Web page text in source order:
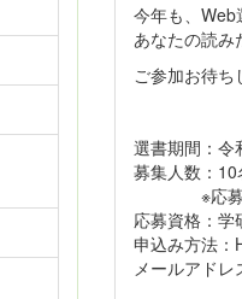
今年も、Web
あなたの読み
ご参加お待ち
選書期間：令
募集人数：10
※応募締め
応募資格：学
申込み方法：
メールアド